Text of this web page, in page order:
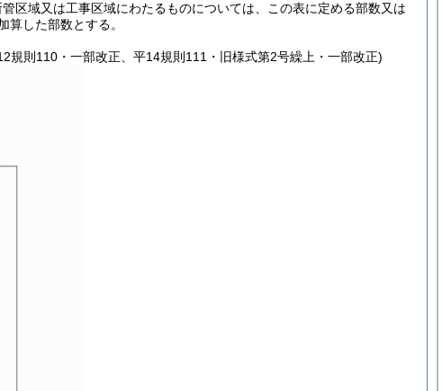
域又は工事区域にわたるものについては、この表に定める部数又は
した部数とする。
則110・一部改正、平14規則111・旧様式第2号繰上・一部改正)